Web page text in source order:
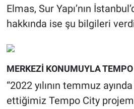
Elmas, Sur Yapı’nın
hakkında ise şu bilgileri
MERKEZİ KONUMUYLA
“2022 yılının temmuz
ettiğimiz Tempo City